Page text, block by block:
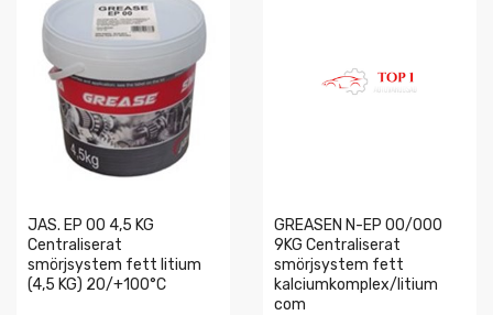
JAS. EP 00 4,5 KG
Centraliserat
smörjsystem fett litium
(4,5 KG) 20/+100°C
GREASEN N-EP 00/000
9KG Centraliserat
smörjsystem fett
kalciumkomplex/litium
com